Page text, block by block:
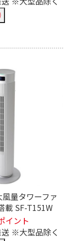
量タワーファ
載 SF-T151W
イント
※大型品除く